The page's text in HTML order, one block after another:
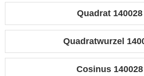
Quadrat 140028
Quadratwurzel
Cosinus 140028